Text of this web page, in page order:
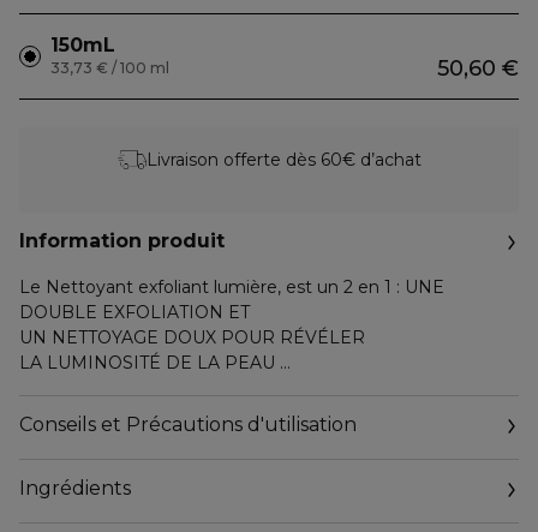
150mL
50,60 €
33,73 € / 100 ml
Livraison offerte dès 60€ d’achat
Information produit
Le Nettoyant exfoliant lumière, est un 2 en 1 : UNE
DOUBLE EXFOLIATION ET
UN NETTOYAGE DOUX POUR RÉVÉLER
LA LUMINOSITÉ DE LA PEAU
UN NETTOYAGE ONCTUEUX
Une texture crémeuse et transformative enrichie en
en apaisant la peau, associée à des actifs hydratants.
Conseils et Précautions d'utilisation
Ingrédients